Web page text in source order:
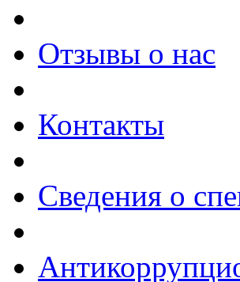
Отзывы о нас
Контакты
Сведения о